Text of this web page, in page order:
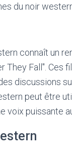
du noir
connaît un
They Fall". Ces
discussions
peut être
puissante